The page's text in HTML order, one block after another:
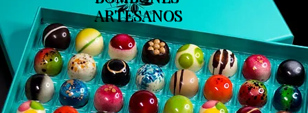
ARTESANOS